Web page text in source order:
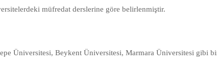
müfredat derslerine göre belirlenmiştir.
Üniversitesi, Beykent Üniversitesi, Marmara Üniversitesi gibi